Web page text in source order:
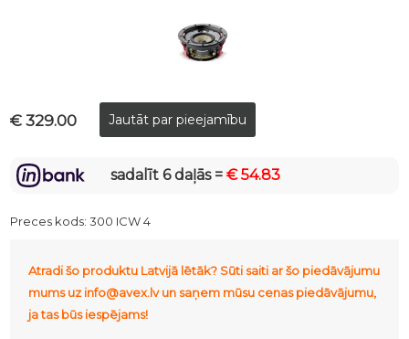
€ 329.00
sadalīt 6 daļās =€ 54.83
Preces kods:300 ICW 4
Atradi šo produktu Latvijā lētāk? Sūti saiti ar šo piedāvājumu
mums uz info@avex.lv un saņem mūsu cenas piedāvājumu,
ja tas būs iespējams!